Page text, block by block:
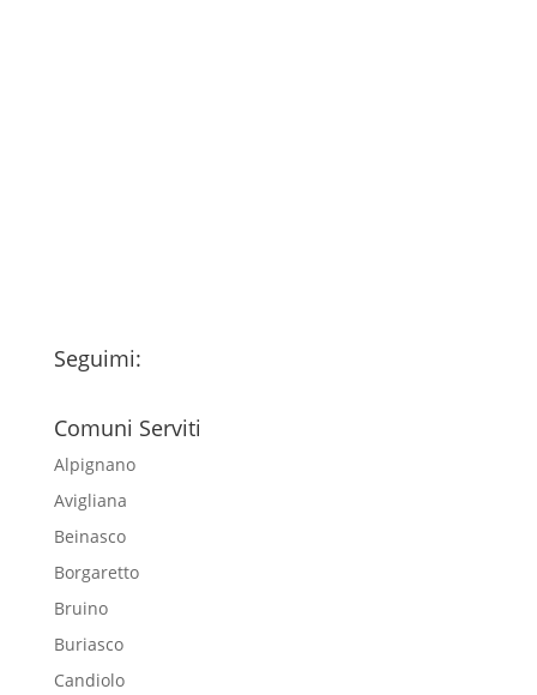
Seguimi:
Comuni Serviti
Alpignano
Avigliana
Beinasco
Borgaretto
Bruino
Buriasco
Candiolo